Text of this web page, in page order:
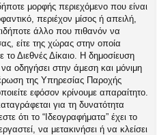
μορφής περιεχόμενο που είναι
περιέχον μίσος ή απειλή,
άλλο που πιθανόν να
είτε της χώρας στην οποία
το Διεθνές Δίκαιο. Η δημοσίευση
να οδηγήσει στην άμεση και μόνιμη
της Υπηρεσίας Παροχής
εφόσον κρίνουμε απαραίτητο.
για τη δυνατότητα
ότι το “Ιδεογραφήματα” έχει το
να μετακινήσει ή να κλείσει